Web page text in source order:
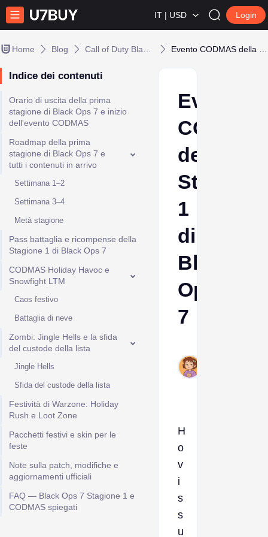
IT | USD Login
Home Blog
Indice dei contenuti
Orario di uscita della prima
stagione di Black Ops 7 e inizio
dell'evento CODMAS
Roadmap della prima
stagione di Black Ops 7 e
tutti i contenuti in arrivo
Settimana 1–2
Settimana 3–4
Metà stagione
Pass battaglia e ricompense della
Stagione 1 di Black Ops 7
CODMAS Holiday Havoc e
Snowfight LTM
Caos festivo
Battaglia di neve
Zombi: Jingle Hells e la sfida
del custode della lista
Jingle Hells
Sfida del custode della lista
Festività di Warzone: Holiday
Rush e Loot Zone
Pacchetti festivi e skin per le
feste
Note sulla patch, modifiche e
aggiornamenti ufficiali
FAQ — Black Ops 7 Stagione 1 e
CODMAS spiegati
Evento
CODMAS
della
Stagione
1
di
Black
Ops
7
H
o
v
i
s
s
u